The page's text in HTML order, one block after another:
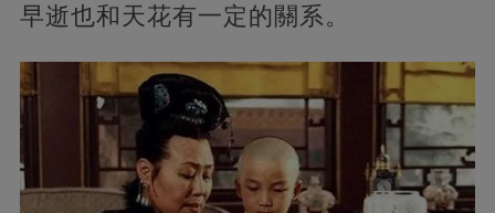
早逝也和天花有一定的關系。